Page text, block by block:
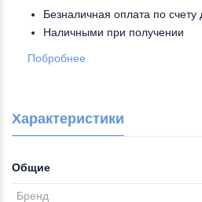
Безналичная оплата по
Наличными при получении
Побробнее
Характеристики
Общие
Бренд